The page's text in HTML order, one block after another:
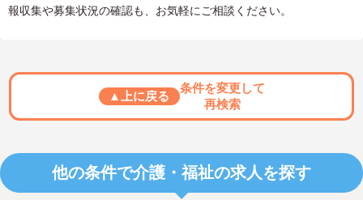
報収集や募集状況の確認も、お気軽にご相談ください。
▲上に戻る
条件を変更して
再検索
他の条件で介護・福祉の求人を探す